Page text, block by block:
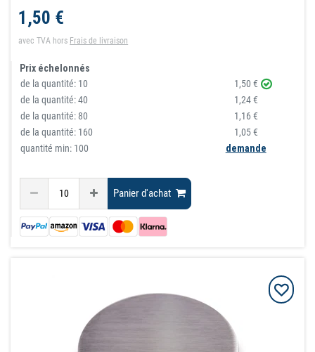
1,50 €
avec TVA hors Frais de livraison
Prix échelonnés
de la quantité: 10
1,50 €
de la quantité:40
1,24 €
de la quantité: 80
1,16 €
de la quantité: 160
1,05 €
quantité min: 100
demande
Panier d'achat